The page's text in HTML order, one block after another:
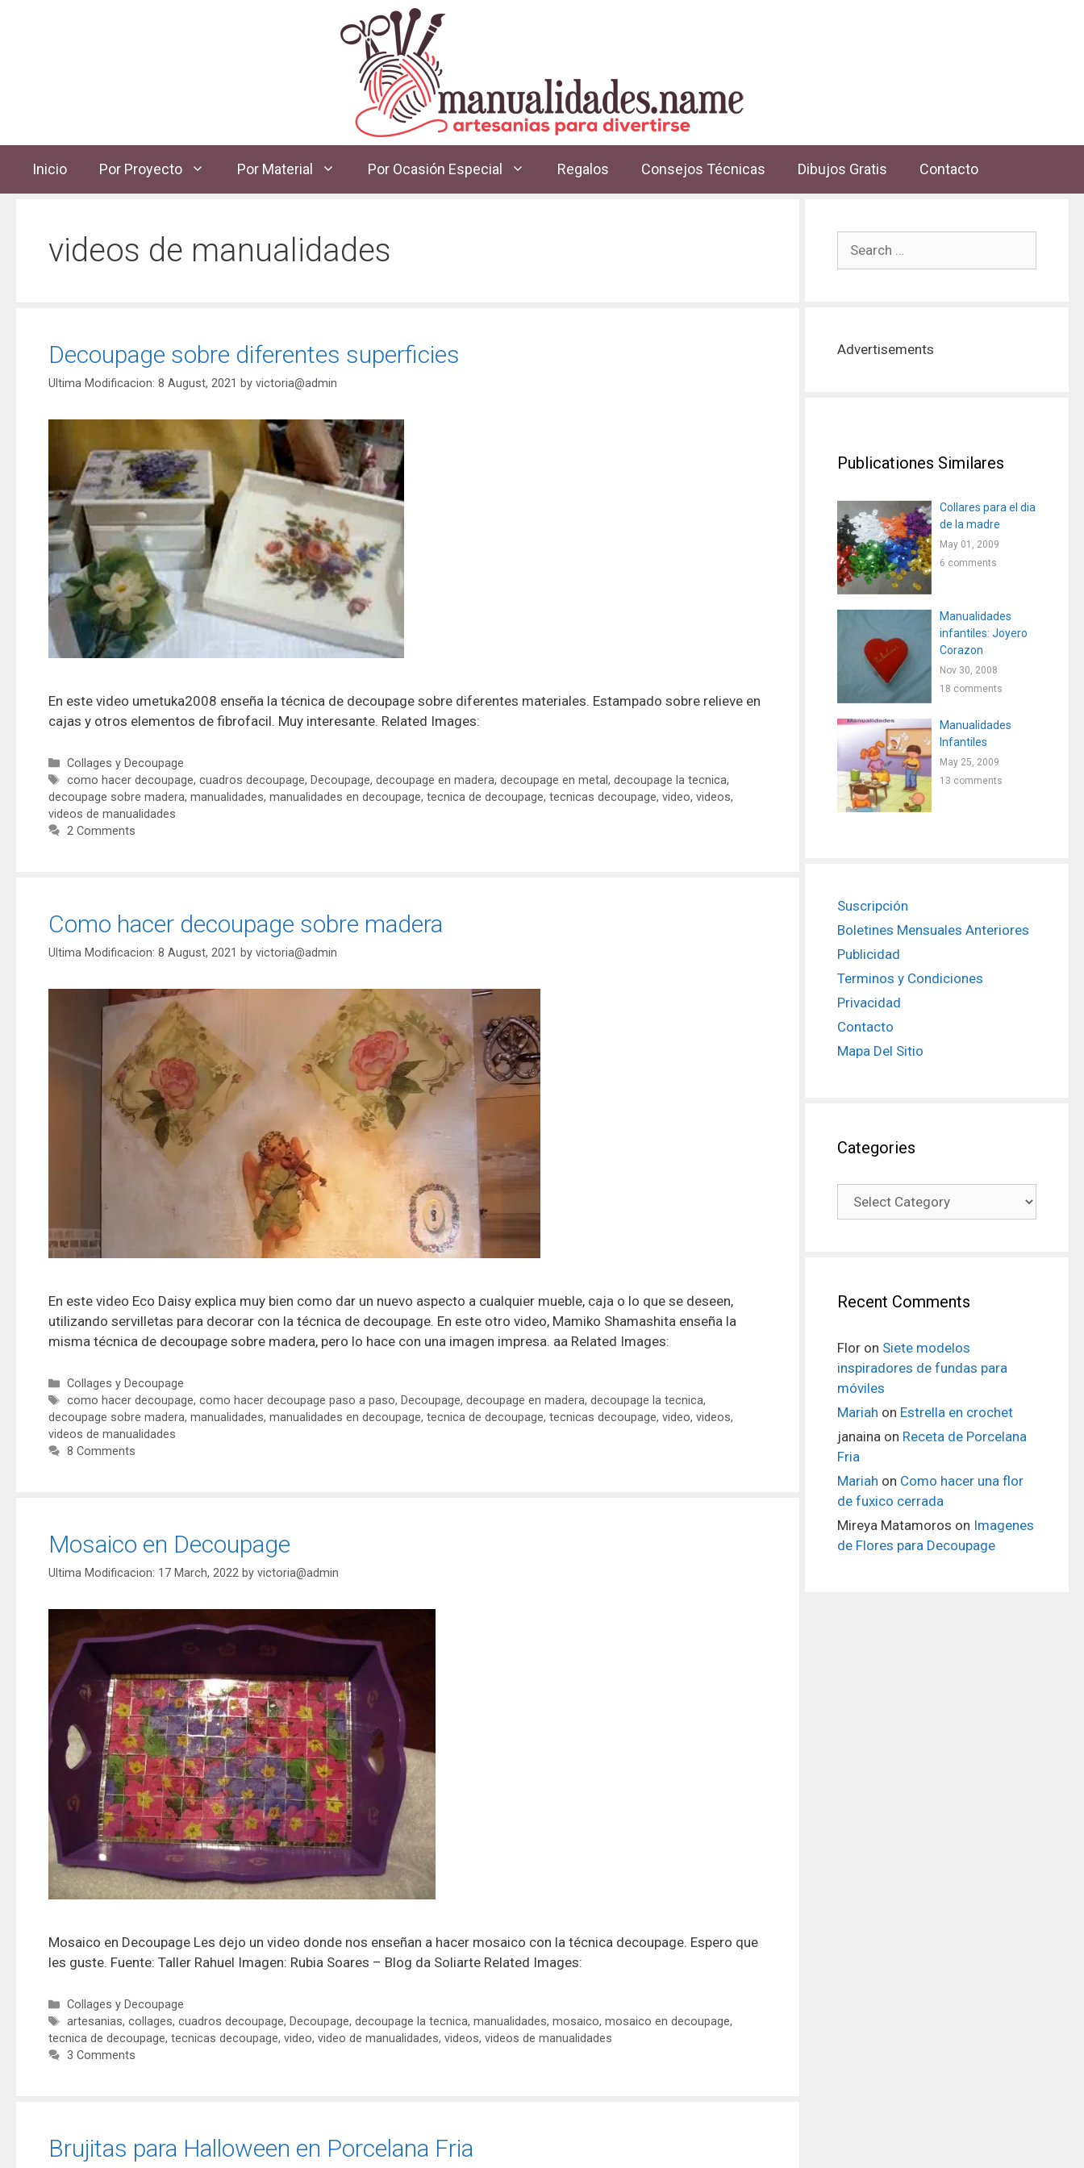
Inicio Por Proyecto Por Material Por Ocasión Especial Regalos Consejos Técnicas Dibujos Gratis Contacto
videos de manualidades
Decoupage sobre diferentes superficies
8 August, 2021 by victoria@admin
En este video umetuka2008 enseña la técnica de decoupage sobre diferentes materiales. Estampado sobre relieve en
cajas y otros elementos de fibrofacil. Muy interesante. Related Images:
Collages y Decoupage
como hacer decoupage, cuadros decoupage, Decoupage, decoupage en madera, decoupage en metal, decoupage la tecnica,
decoupage sobre madera, manualidades, manualidades en decoupage, tecnica de decoupage, tecnicas decoupage, video, videos,
videos de manualidades
2 Comments
Como hacer decoupage sobre madera
8 August, 2021 by victoria@admin
En este video Eco Daisy explica muy bien como dar un nuevo aspecto a cualquier mueble, caja o lo que se deseen,
utilizando servilletas para decorar con la técnica de decoupage. En este otro video, Mamiko Shamashita enseña la
misma técnica de decoupage sobre madera, pero lo hace con una imagen impresa. aa Related Images:
Collages y Decoupage
como hacer decoupage, como hacer decoupage paso a paso, Decoupage, decoupage en madera, decoupage la tecnica,
decoupage sobre madera, manualidades, manualidades en decoupage, tecnica de decoupage, tecnicas decoupage, video, videos,
videos de manualidades
8 Comments
Mosaico en Decoupage
17 March, 2022 by victoria@admin
Mosaico en Decoupage Les dejo un video donde nos enseñan a hacer mosaico con la técnica decoupage. Espero que
les guste. Fuente: Taller Rahuel Imagen: Rubia Soares – Blog da Soliarte Related Images:
Collages y Decoupage
artesanias, collages, cuadros decoupage, Decoupage, decoupage la tecnica, manualidades, mosaico, mosaico en decoupage,
tecnica de decoupage, tecnicas decoupage, video, video de manualidades, videos, videos de manualidades
3 Comments
Brujitas para Halloween en Porcelana Fria
Advertisements
Publicationes Similares
Collares para el dia
de la madre
May 01, 2009
6 comments
Manualidades
infantiles: Joyero
Corazon
Nov 30, 2008
18 comments
Manualidades
Infantiles
May 25, 2009
13 comments
Suscripción
Boletines Mensuales Anteriores
Publicidad
Terminos y Condiciones
Privacidad
Contacto
Mapa Del Sitio
Categories
Recent Comments
Flor on Siete modelos
inspiradores de fundas para
móviles
Mariah on Estrella en crochet
janaina on Receta de Porcelana
Fria
Mariah on Como hacer una flor
de fuxico cerrada
Mireya Matamoros on Imagenes
de Flores para Decoupage